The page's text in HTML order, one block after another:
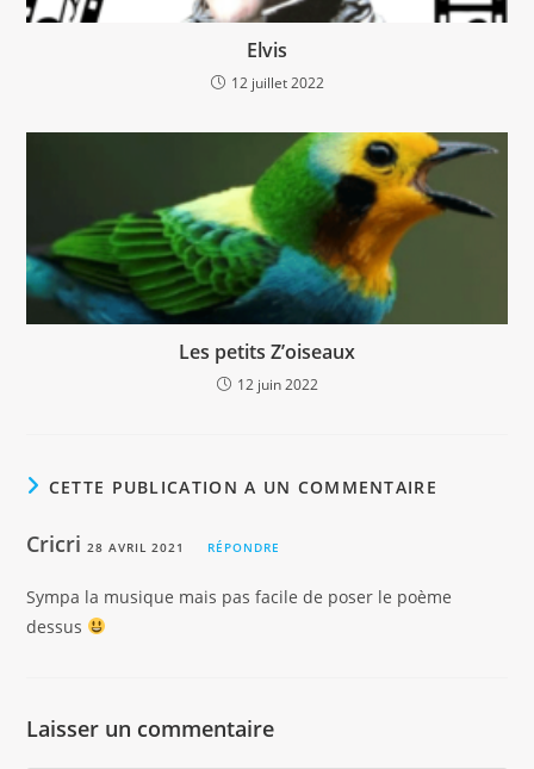
Elvis
12 juillet 2022
Les petits Z’oiseaux
12 juin 2022
CETTE PUBLICATION A UN COMMENTAIRE
Cricri28 AVRIL 2021 RÉPONDRE
Sympa la musique mais pas facile de poser le poème
dessus
Laisser un commentaire